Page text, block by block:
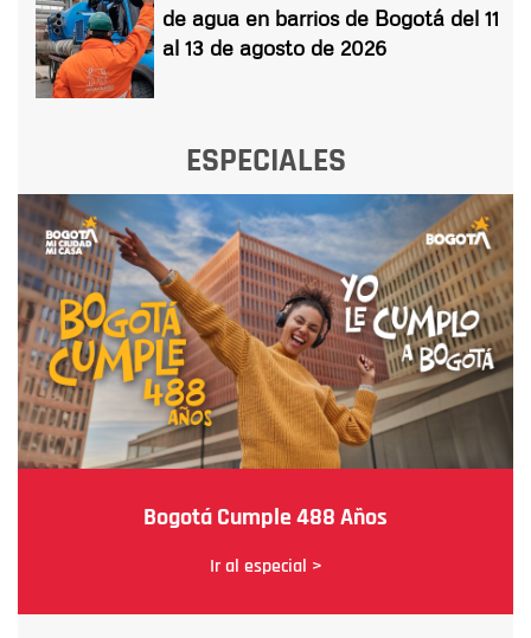
de agua en barrios de Bogotá del 11
al 13 de agosto de 2026
ESPECIALES
Bogotá Cumple 488 Años
Ir al especial >